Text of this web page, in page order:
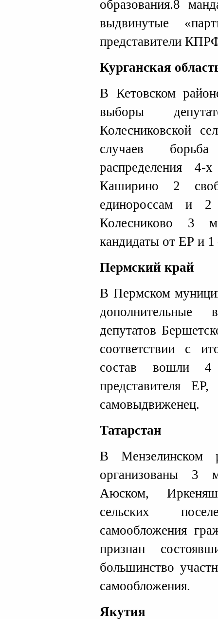
образования.8
выдвинутые
представители
Курганская
В Кетовском
выборы
Колесниковской
случаев
распределения
Каширино 2
единороссам и
Колесниково 3
кандидаты от ЕР и
Пермский край
В Пермском
депутатов
соответствии с
состав вошли
представителя
самовыдвиженец.
Татарстан
В Мензелинском
организованы 3
Аюском,
сельских
самообложения
признан
большинство
самообложения.
Якутия